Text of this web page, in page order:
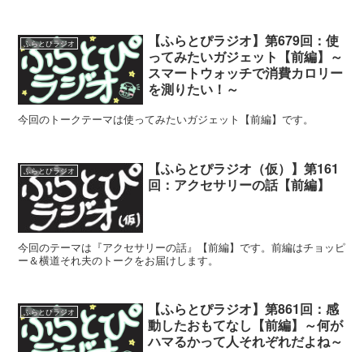
ふらとぴラジオ
【ふらとぴラジオ】第679回：使
ってみたいガジェット【前編】～
スマートウォッチで消費カロリー
を測りたい！～
今回のトークテーマは使ってみたいガジェット【前編】です。
ふらとぴラジオ
【ふらとぴラジオ（仮）】第161
回：アクセサリーの話【前編】
今回のテーマは『アクセサリーの話』【前編】です。前編はチョッピ
ー＆横道それ夫のトークをお届けします。
ふらとぴラジオ
【ふらとぴラジオ】第861回：感
動したおもてなし【前編】～何が
ハマるかって人それぞれだよね～